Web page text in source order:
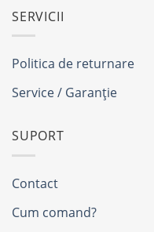
SERVICII
Politica de returnare
Service / Garanție
SUPORT
Contact
Cum comand?